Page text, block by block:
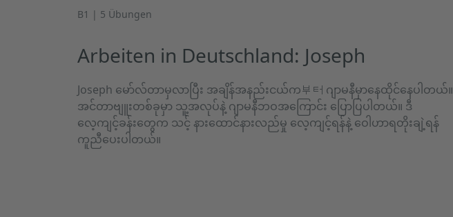
B1 | 5 Übungen
Arbeiten in Deutschland: Joseph
Joseph မော်လ်တာမှလာပြီး အချိန်အနည်းငယ်က부터 ဂျာမနီမှာနေထိုင်နေပါတယ်။
အင်တာဗျူးတစ်ခုမှာ သူ့အလုပ်နဲ့ ဂျာမနီဘဝအကြောင်း ပြောပြပါတယ်။ ဒီ
လေ့ကျင့်ခန်းတွေက သင့် နားထောင်နားလည်မှု လေ့ကျင့်ရန်နဲ့ ဝေါဟာရတိုးချဲ့ရန်
ကူညီပေးပါတယ်။